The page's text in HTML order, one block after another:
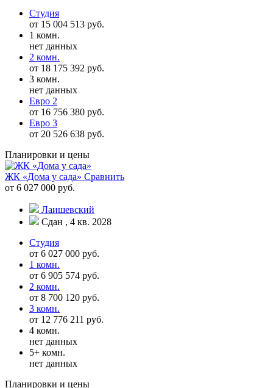
Студия
от 15 004 513 руб.
1 комн.
нет данных
2 комн.
от 18 175 392 руб.
3 комн.
нет данных
Евро 2
от 16 756 380 руб.
Евро 3
от 20 526 638 руб.
Планировки и цены
ЖК «Дома у сада» Сравнить
от 6 027 000 руб.
Лаишевский
Сдан , 4 кв. 2028
Студия
от 6 027 000 руб.
1 комн.
от 6 905 574 руб.
2 комн.
от 8 700 120 руб.
3 комн.
от 12 776 211 руб.
4 комн.
нет данных
5+ комн.
нет данных
Планировки и цены